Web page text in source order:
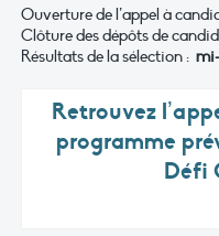
Ouverture de l’appel à
Clôture des dépôts de
Résultats de la sélection :
Retrouvez
programme
Défi